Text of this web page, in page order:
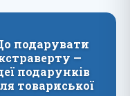
подарувати
—
подарунків
товариської